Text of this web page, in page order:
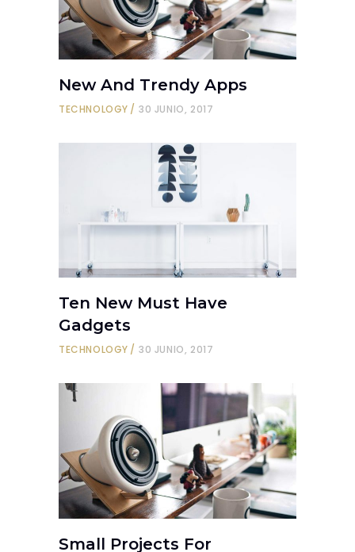
New And Trendy Apps
TECHNOLOGY 30 JUNIO, 2017
Ten New Must Have
Gadgets
TECHNOLOGY 30 JUNIO, 2017
Small Projects For